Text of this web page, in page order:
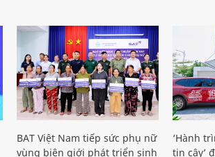
BAT Việt Nam tiếp sức phụ nữ
vùng biên giới phát triển sinh
‘Hành
tin cậy’